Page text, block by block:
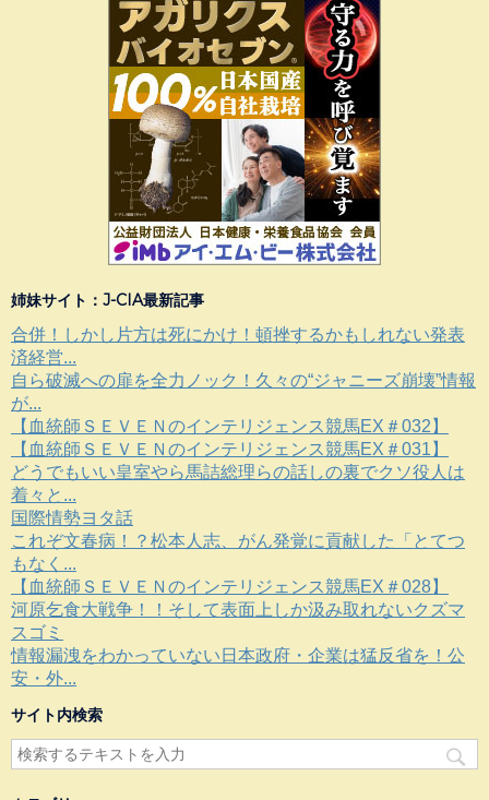
姉妹サイト：J-CIA最新記事
合併！しかし片方は死にかけ！頓挫するかもしれない発表
済経営...
自ら破滅への扉を全力ノック！久々の“ジャニーズ崩壊”情報
が...
【血統師ＳＥＶＥＮのインテリジェンス競馬EX＃032】
【血統師ＳＥＶＥＮのインテリジェンス競馬EX＃031】
どうでもいい皇室やら馬詰総理らの話しの裏でクソ役人は
着々と...
国際情勢ヨタ話
これぞ文春病！？松本人志、がん発覚に貢献した「とてつ
もなく...
【血統師ＳＥＶＥＮのインテリジェンス競馬EX＃028】
河原乞食大戦争！！そして表面上しか汲み取れないクズマ
スゴミ
情報漏洩をわかっていない日本政府・企業は猛反省を！公
安・外...
サイト内検索